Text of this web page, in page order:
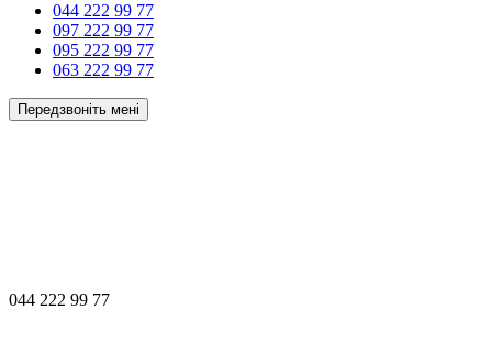
044 222 99 77
097 222 99 77
095 222 99 77
063 222 99 77
Передзвоніть мені
044 222 99 77